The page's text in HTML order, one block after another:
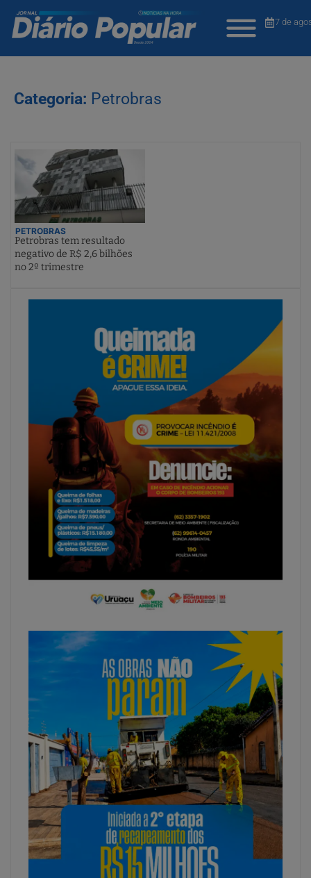
7 de
Categoria: Petrobras
PETROBRAS
Petrobras tem resultado
negativo de R$ 2,6 bilhões
no 2º trimestre